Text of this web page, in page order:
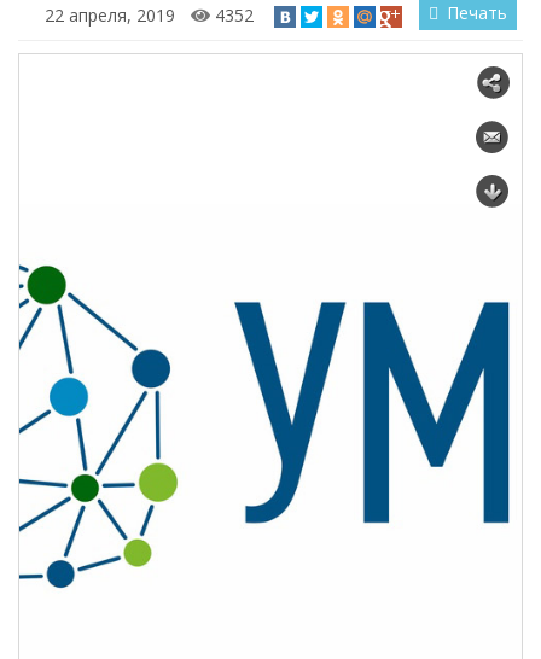
22 апреля, 2019 4352 Печать